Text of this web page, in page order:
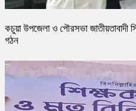
কচুয়া উপজেলা ও পৌরসভা জাতীয়তাবাদী
গঠন